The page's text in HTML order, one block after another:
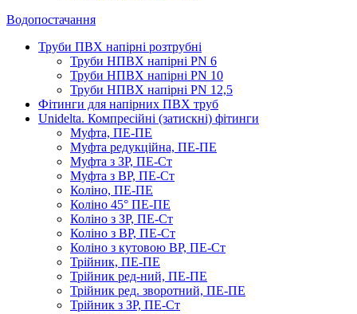
Водопостачання
Труби ПВХ напірні розтрубні
Труби НПВХ напірні PN 6
Труби НПВХ напірні PN 10
Труби НПВХ напірні PN 12,5
Фітинги для напірних ПВХ труб
Unidelta. Компресійні (затискні) фітинги
Муфта, ПЕ-ПЕ
Муфта редукційна, ПЕ-ПЕ
Муфта з ЗР, ПЕ-Ст
Муфта з ВР, ПЕ-Ст
Коліно, ПЕ-ПЕ
Коліно 45° ПЕ-ПЕ
Коліно з ЗР, ПЕ-Ст
Коліно з ВР, ПЕ-Ст
Коліно з кутовою ВР, ПЕ-Ст
Трійник, ПЕ-ПЕ
Трійник ред-ний, ПЕ-ПЕ
Трійник ред. зворотний, ПЕ-ПЕ
Трійник з ЗР, ПЕ-Ст